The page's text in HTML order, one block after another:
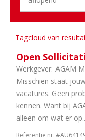
&
Landbouw
Machines
Bouwmachines
Vakorganisaties
Fabrikanten
Tweewielers
Equipment
Schadeherstel
Tagcloud van
Open
Werkgever: AGAM
Misschien staat
vacatures. Geen
kennen. Want bij
alleen om wat er
Referentie nr: